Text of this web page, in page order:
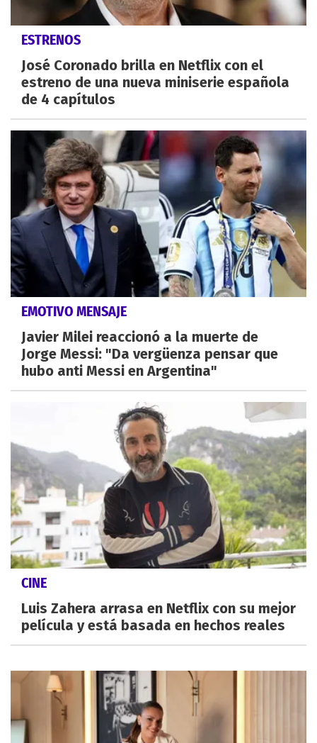
ESTRENOS
José Coronado brilla en Netflix con el
estreno de una nueva miniserie española
de 4 capítulos
EMOTIVO MENSAJE
Javier Milei reaccionó a la muerte de
Jorge Messi: "Da vergüenza pensar que
hubo anti Messi en Argentina"
CINE
Luis Zahera arrasa en Netflix con su mejor
película y está basada en hechos reales